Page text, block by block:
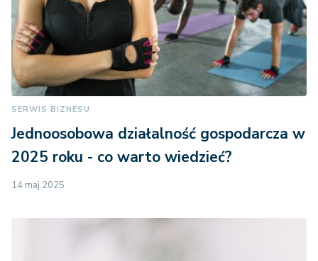
SERWIS BIZNESU
Jednoosobowa działalność gospodarcza w
2025 roku - co warto wiedzieć?
14 maj 2025